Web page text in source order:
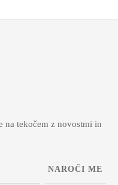
na tekočem z novostmi in
NAROČI ME